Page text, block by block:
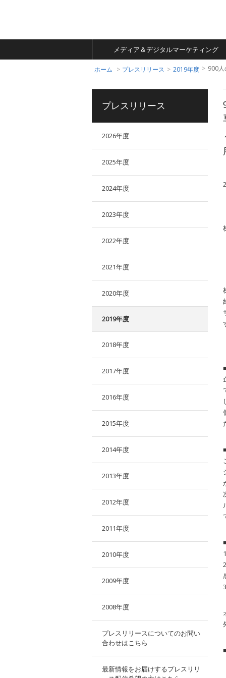
All About
メディア＆デジタルマーケティング
ングプラットフォーム
情報サイト
せる
ホーム プレスリリース 2019年度 900人のAll
プレスリリース
2026年度
2025年度
2024年度
2023年度
2022年度
2021年度
2020年度
2019年度
2018年度
2017年度
2016年度
2015年度
2014年度
2013年度
2012年度
2011年度
2010年度
2009年度
2008年度
プレスリリースについてのお問い
合わせはこちら
最新情報をお届けするプレスリリ